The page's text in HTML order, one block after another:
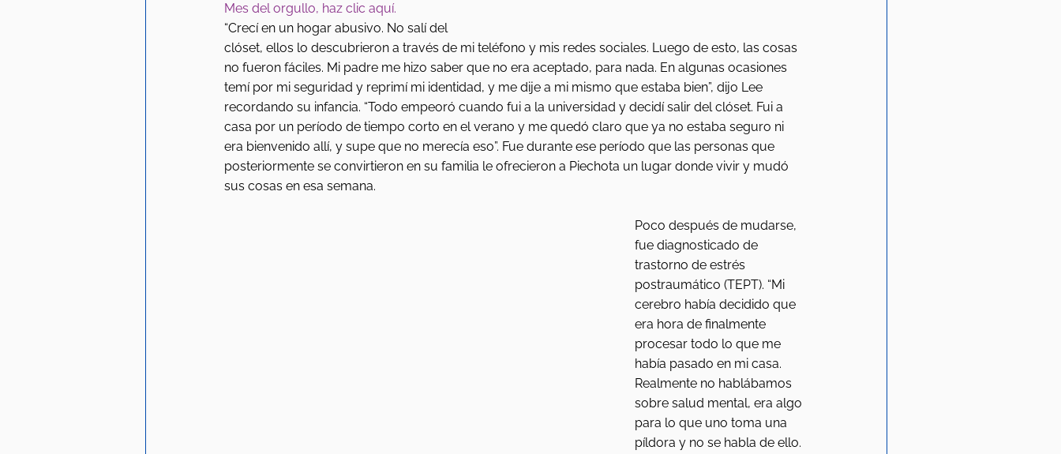
Mes del orgullo, haz clic aquí.
“Crecí en un hogar abusivo. No salí del
clóset, ellos lo descubrieron a través de mi teléfono y mis redes sociales. Luego de esto, las cosas
no fueron fáciles. Mi padre me hizo saber que no era aceptado, para nada. En algunas ocasiones
temí por mi seguridad y reprimí mi identidad, y me dije a mi mismo que estaba bien”, dijo Lee
recordando su infancia. “Todo empeoró cuando fui a la universidad y decidí salir del clóset. Fui a
casa por un período de tiempo corto en el verano y me quedó claro que ya no estaba seguro ni
era bienvenido allí, y supe que no merecía eso”. Fue durante ese período que las personas que
posteriormente se convirtieron en su familia le ofrecieron a Piechota un lugar donde vivir y mudó
sus cosas en esa semana.
Poco después de mudarse,
fue diagnosticado de
trastorno de estrés
postraumático (TEPT). “Mi
cerebro había decidido que
era hora de finalmente
procesar todo lo que me
había pasado en mi casa.
Realmente no hablábamos
sobre salud mental, era algo
para lo que uno toma una
píldora y no se habla de ello.